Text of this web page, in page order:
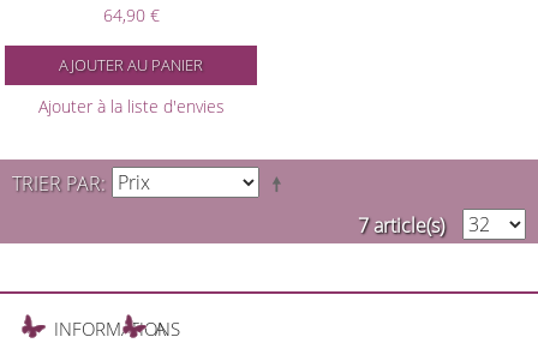
64,90 €
AJOUTER AU PANIER
Ajouter à la liste d'envies
TRIER PAR
7 article(s)
INFORMATIONS
A